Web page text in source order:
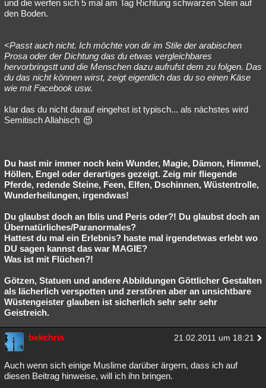
und die werfen sich 5 mal am Tag Richtung schwarzen Stein auf
den Boden.
<Passt auch nicht. Ich möchte von dir im Stile der arabischen
Prosa oder der Dichtung das du etwas vergleichbares
hervorbringstt und die Menschen dazu aufrufst dem zu folgen. Das
du das nicht können wirst, zeigt eigentlich das du so einen Käse
wie mit Facebook usw.
klar das du nicht darauf eingehst ist typisch... als nächstes wird
Semitisch Allahisch
Du hast mir immer noch kein Wunder, Magie, Dämon, Himmel,
Höllen, Engel oder derartiges gezeigt. Zeig mir fliegende
Pferde, redende Steine, Feen, Elfen, Dschinnen, Wüstentrolle,
Wunderheilungen, irgendwas!
Du glaubst doch an Iblis und Peris oder?! Du glaubst doch an
Übernatürliches/Paranormales?
Hattest du mal ein Erlebnis? haste mal irgendetwas erlebt wo
DU sagen kannst das war MAGIE?
Was ist mit Flüchen?!
Götzen, Statuen und andere Abbildungen Göttlicher Gestalten
als lächerlich verspotten und zerstören aber an unsichtbare
Wüstengeister glauben ist sicherlich sehr sehr sehr
Geistreich.
bekchris 21.02.2011 um 18:21
Auch wenn sich einige Muslime darüber ärgern, dass ich auf
diesen Beitrag hinweise, will ich ihn bringen.